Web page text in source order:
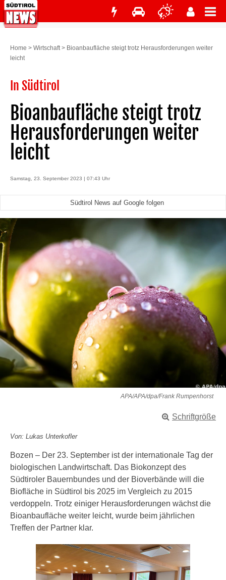
Home > Wirtschaft> Bioanbaufläche steigt trotz Herausforderungen weiter
leicht
In Südtirol
Bioanbaufläche steigt trotz
Herausforderungen weiter
leicht
Samstag, 23. September 2023 | 07:43 Uhr
Südtirol News auf Google folgen
APA/APA/dpa/Frank Rumpenhorst
Schriftgröße
Von: Lukas Unterkofler
Bozen – Der 23. September ist der internationale Tag der
biologischen Landwirtschaft. Das Biokonzept des
Südtiroler Bauernbundes und der Bioverbände will die
Biofläche in Südtirol bis 2025 im Vergleich zu 2015
verdoppeln. Trotz einiger Herausforderungen wächst die
Bioanbaufläche weiter leicht, wurde beim jährlichen
Treffen der Partner klar.